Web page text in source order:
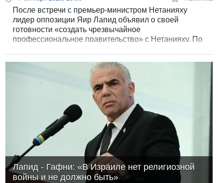
После встречи с премьер-министром Нетанияху
лидер оппозиции Яир Лапид объявил о своей
готовности «создать чрезвычайное
профессиональное правительство» с Нетанияху. По
Лапид - Гафни: «В Израиле нет религиозной
войны и не должно быть»